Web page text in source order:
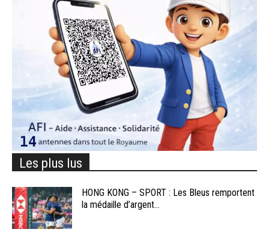
Les plus lus
HONG KONG – SPORT : Les Bleus remportent
la médaille d’argent...